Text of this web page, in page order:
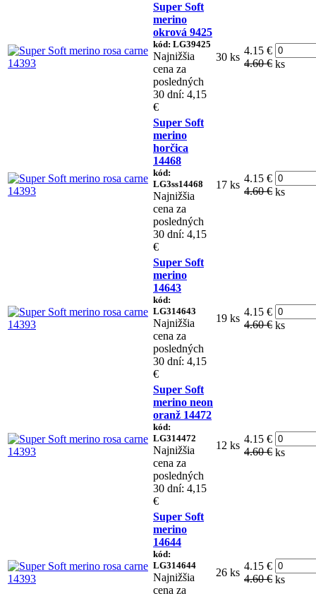
Super Soft
merino
okrová 9425
kód: LG39425
Najnižšia
cena za
posledných
30 dní: 4,15
€
30 ks
4.15 €
4.60 € ks
Super Soft
merino
horčica
14468
kód:
LG3ss14468
Najnižšia
cena za
posledných
30 dní: 4,15
€
17 ks
4.15 €
4.60 € ks
Super Soft
merino
14643
kód:
LG314643
Najnižšia
cena za
posledných
30 dní: 4,15
€
19 ks
4.15 €
4.60 € ks
Super Soft
merino neon
oranž 14472
kód:
LG314472
Najnižšia
cena za
posledných
30 dní: 4,15
€
12 ks
4.15 €
4.60 € ks
Super Soft
merino
14644
kód:
LG314644
Najnižšia
cena za
26 ks
4.15 €
4.60 € ks